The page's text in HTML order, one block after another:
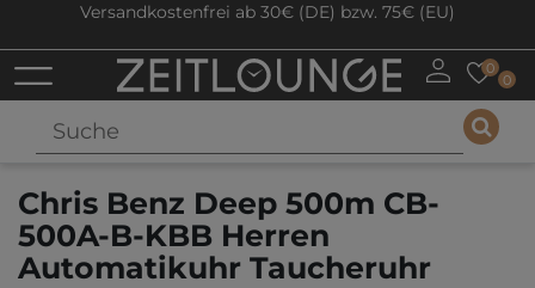
Versandkostenfrei ab 30€ (DE) bzw. 75€ (EU)
0
0
Chris Benz Deep 500m CB-
500A-B-KBB Herren
Automatikuhr Taucheruhr